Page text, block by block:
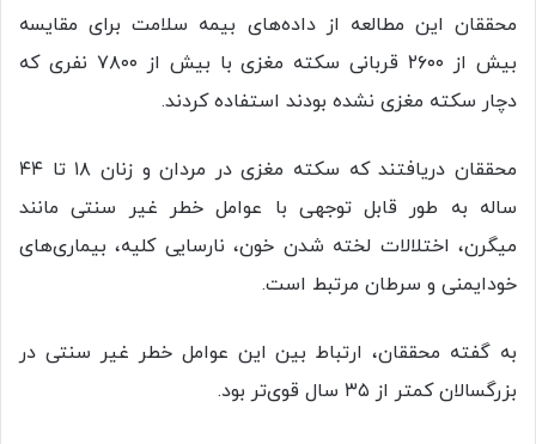
محققان این مطالعه از داده‌های بیمه سلامت برای مقایسه
بیش از ۲۶۰۰ قربانی سکته مغزی با بیش از ۷۸۰۰ نفری که
دچار سکته مغزی نشده بودند استفاده کردند.
محققان دریافتند که سکته مغزی در مردان و زنان ۱۸ تا ۴۴
ساله به طور قابل توجهی با عوامل خطر غیر سنتی مانند
میگرن، اختلالات لخته شدن خون، نارسایی کلیه، بیماری‌های
خودایمنی و سرطان مرتبط است.
به گفته محققان، ارتباط بین این عوامل خطر غیر سنتی در
بزرگسالان کمتر از ۳۵ سال قوی‌تر بود.